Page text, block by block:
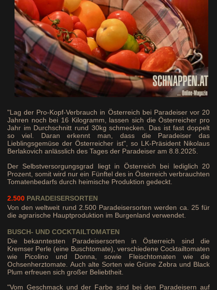
"Lag der Pro-Kopf-Verbrauch in Österreich bei Paradeiser vor 20
Jahren noch bei 16 Kilogramm, lassen sich die Österreicher pro
Jahr im Durchschnitt rund 30kg schmecken. Das ist fast doppelt
so viel. Daran erkennt man, dass die Paradeiser das
Lieblingsgemüse der Österreicher ist", so LK-Präsident Nikolaus
Berlakovich anlässlich des Tages der Paradeiser am 8.8.2025.
Der Selbstversorgungsgrad liegt in Österreich bei lediglich 20
Prozent, somit wird nur ein Fünftel des in Österreich verbrauchten
Tomatenbedarfs durch heimische Produktion gedeckt.
2.500 PARADEISERSORTEN
Von den weltweit rund 2.500 Paradeisersorten werden ca. 25 für
die agrarische Hauptproduktion im Burgenland verwendet.
BUSCH- UND COCKTAILTOMATEN
Die bekanntesten Paradeisersorten in Österreich sind die
Kremser Perle (eine Buschtomate), verschiedene Cocktailtomaten
wie Picolino und Donna, sowie Fleischtomaten wie die
Ochsenherztomate. Auch alte Sorten wie Grüne Zebra und Black
Plum erfreuen sich großer Beliebtheit.
"Vom Geschmack und der Farbe sind bei den Paradeisern auf